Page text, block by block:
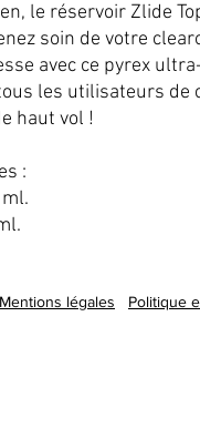
le réservoir Zlide
soin de votre
avec ce pyrex
les utilisateurs de
haut vol !
:
Mentions légales Politique